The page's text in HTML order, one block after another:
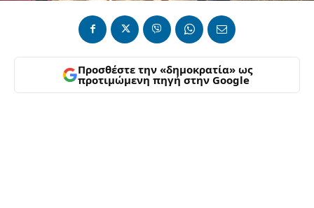
Προσθέστε την «δημοκρατία» ως
προτιμώμενη πηγή στην Google